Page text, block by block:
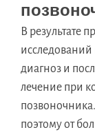
В результате
исследований
диагноз и
лечение при
поэтому от